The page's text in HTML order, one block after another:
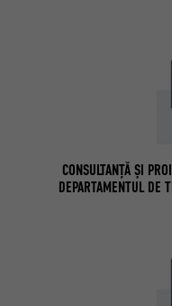
CONSULTANȚĂ ȘI
DEPARTAMENTUL DE